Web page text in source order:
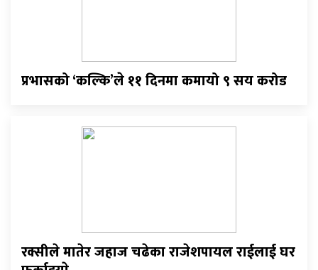
प्रभासको ‘कल्कि’ले ११ दिनमा कमायो ९ सय करोड
रक्सीले मातेर जहाज चढेका राजेशपायल राईलाई घर